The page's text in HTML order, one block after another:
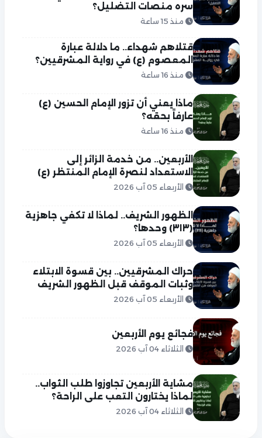
سره منصات التضليل؟
منذ 15 ساعة
قتلاهم شهداء.. ما دلالة عبارة
المعصوم (ع) في رواية المشرقيين؟
منذ 16 ساعة
ماذا يعني أن تزور الإمام الحسين (ع)
عارفاً بحقه؟
منذ 16 ساعة
الأربعين.. من خدمة الزائر إلى
الاستعداد لنصرة الإمام المنتظر (ع)
الأربعاء 05 آب 2026
الظهور الشريف.. لماذا لا تكفي جاهزية
(٣١٣) وحدها؟
الأربعاء 05 آب 2026
حراك المشرقيين.. بين قسوة الابتلاء
وثبات الموقف قبل الظهور الشريف
الأربعاء 05 آب 2026
فجائع يوم الأربعين
الثلاثاء 04 آب 2026
مشاية الأربعين تجاوزوا طلب الثواب..
لماذا يختارون التعب على الراحة؟
الثلاثاء 04 آب 2026